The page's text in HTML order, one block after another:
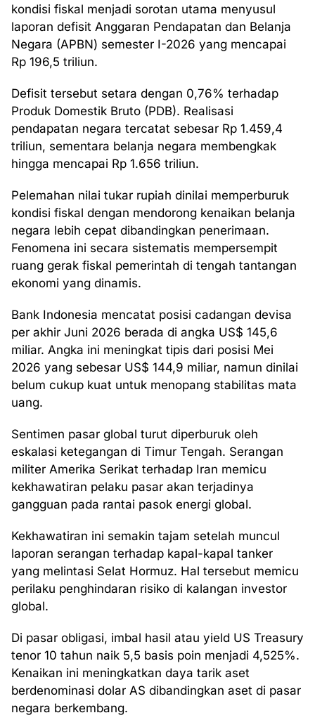
kondisi fiskal menjadi sorotan utama menyusul
laporan defisit Anggaran Pendapatan dan Belanja
Negara (APBN) semester I-2026 yang mencapai
Rp 196,5 triliun.
Defisit tersebut setara dengan 0,76% terhadap
Produk Domestik Bruto (PDB). Realisasi
pendapatan negara tercatat sebesar Rp 1.459,4
triliun, sementara belanja negara membengkak
hingga mencapai Rp 1.656 triliun.
Pelemahan nilai tukar rupiah dinilai memperburuk
kondisi fiskal dengan mendorong kenaikan belanja
negara lebih cepat dibandingkan penerimaan.
Fenomena ini secara sistematis mempersempit
ruang gerak fiskal pemerintah di tengah tantangan
ekonomi yang dinamis.
Bank Indonesia mencatat posisi cadangan devisa
per akhir Juni 2026 berada di angka US$ 145,6
miliar. Angka ini meningkat tipis dari posisi Mei
2026 yang sebesar US$ 144,9 miliar, namun dinilai
belum cukup kuat untuk menopang stabilitas mata
uang.
Sentimen pasar global turut diperburuk oleh
eskalasi ketegangan di Timur Tengah. Serangan
militer Amerika Serikat terhadap Iran memicu
kekhawatiran pelaku pasar akan terjadinya
gangguan pada rantai pasok energi global.
Kekhawatiran ini semakin tajam setelah muncul
laporan serangan terhadap kapal-kapal tanker
yang melintasi Selat Hormuz. Hal tersebut memicu
perilaku penghindaran risiko di kalangan investor
global.
Di pasar obligasi, imbal hasil atau yield US Treasury
tenor 10 tahun naik 5,5 basis poin menjadi 4,525%.
Kenaikan ini meningkatkan daya tarik aset
berdenominasi dolar AS dibandingkan aset di pasar
negara berkembang.